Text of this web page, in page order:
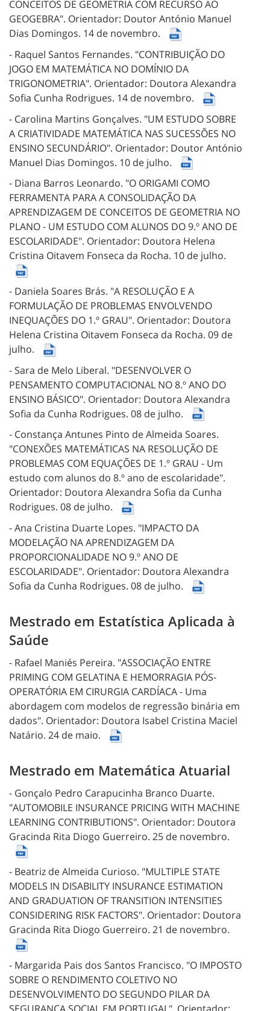
CONCEITOS DE GEOMETRIA COM RECURSO AO
GEOGEBRA". Orientador: Doutor António Manuel
Dias Domingos. 14 de novembro.
- Raquel Santos Fernandes. "CONTRIBUIÇÃO DO
JOGO EM MATEMÁTICA NO DOMÍNIO DA
TRIGONOMETRIA". Orientador: Doutora Alexandra
Sofia Cunha Rodrigues. 14 de novembro.
- Carolina Martins Gonçalves. "UM ESTUDO SOBRE
A CRIATIVIDADE MATEMÁTICA NAS SUCESSÕES NO
ENSINO SECUNDÁRIO". Orientador: Doutor António
Manuel Dias Domingos. 10 de julho.
- Diana Barros Leonardo. "O ORIGAMI COMO
FERRAMENTA PARA A CONSOLIDAÇÃO DA
APRENDIZAGEM DE CONCEITOS DE GEOMETRIA NO
PLANO - UM ESTUDO COM ALUNOS DO 9.º ANO DE
ESCOLARIDADE". Orientador: Doutora Helena
Cristina Oitavem Fonseca da Rocha. 10 de julho.
- Daniela Soares Brás. "A RESOLUÇÃO E A
FORMULAÇÃO DE PROBLEMAS ENVOLVENDO
INEQUAÇÕES DO 1.º GRAU". Orientador: Doutora
Helena Cristina Oitavem Fonseca da Rocha. 09 de
julho.
- Sara de Melo Liberal. "DESENVOLVER O
PENSAMENTO COMPUTACIONAL NO 8.º ANO DO
ENSINO BÁSICO". Orientador: Doutora Alexandra
Sofia da Cunha Rodrigues. 08 de julho.
- Constança Antunes Pinto de Almeida Soares.
"CONEXÕES MATEMÁTICAS NA RESOLUÇÃO DE
PROBLEMAS COM EQUAÇÕES DE 1.º GRAU - Um
estudo com alunos do 8.º ano de escolaridade".
Orientador: Doutora Alexandra Sofia da Cunha
Rodrigues. 08 de julho.
- Ana Cristina Duarte Lopes. "IMPACTO DA
MODELAÇÃO NA APRENDIZAGEM DA
PROPORCIONALIDADE NO 9.º ANO DE
ESCOLARIDADE". Orientador: Doutora Alexandra
Sofia da Cunha Rodrigues. 08 de julho.
Mestrado em Estatística Aplicada à
Saúde
- Rafael Maniés Pereira. "ASSOCIAÇÃO ENTRE
PRIMING COM GELATINA E HEMORRAGIA PÓS-
OPERATÓRIA EM CIRURGIA CARDÍACA - Uma
abordagem com modelos de regressão binária em
dados". Orientador: Doutora Isabel Cristina Maciel
Natário. 24 de maio.
Mestrado em Matemática Atuarial
- Gonçalo Pedro Carapucinha Branco Duarte.
"AUTOMOBILE INSURANCE PRICING WITH MACHINE
LEARNING CONTRIBUTIONS". Orientador: Doutora
Gracinda Rita Diogo Guerreiro. 25 de novembro.
- Beatriz de Almeida Curioso. "MULTIPLE STATE
MODELS IN DISABILITY INSURANCE ESTIMATION
AND GRADUATION OF TRANSITION INTENSITIES
CONSIDERING RISK FACTORS". Orientador: Doutora
Gracinda Rita Diogo Guerreiro. 21 de novembro.
- Margarida Pais dos Santos Francisco. "O IMPOSTO
SOBRE O RENDIMENTO COLETIVO NO
DESENVOLVIMENTO DO SEGUNDO PILAR DA